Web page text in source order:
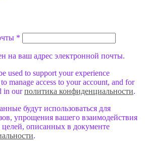
*
на ваш адрес электронной почты.
used to support your experience
manage access to your account, and for
in ourполитика конфиденциальности.
будут использоваться для
упрощения вашего взаимодействия
описанных в документе
.